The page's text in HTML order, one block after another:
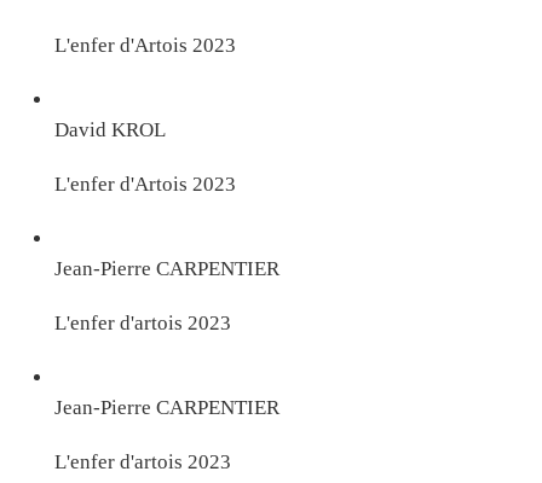
L'enfer d'Artois 2023
David KROL
L'enfer d'Artois 2023
Jean-Pierre CARPENTIER
L'enfer d'artois 2023
Jean-Pierre CARPENTIER
L'enfer d'artois 2023